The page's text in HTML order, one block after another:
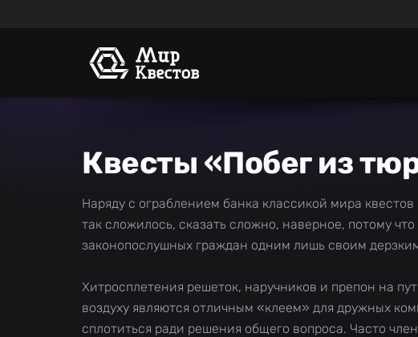
Квесты «Побег из
Наряду с ограблением банка классикой мира
так сложилось, сказать сложно, наверное, потому
законопослушных граждан одним лишь своим
Хитросплетения решеток, наручников и препон на
воздуху являются отличным «клеем» для дружных
сплотиться ради решения общего вопроса. Часто